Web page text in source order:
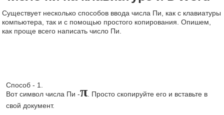
Существует несколько способов ввода числа Пи, как с клавиатуры
компьютера, так и с помощью простого копирования. Опишем,
как проще всего написать число Пи.
Способ - 1.
Вот символ числа Пи -π. Просто скопируйте его и вставьте в
свой документ.